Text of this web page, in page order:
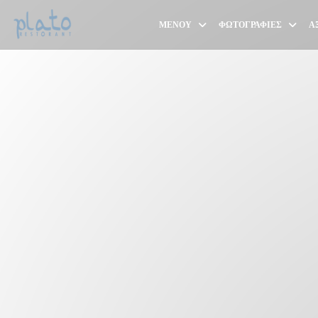
Πίνακας διαχείρισης "Μπισκότων" (Cookies)
ΜΕΝΟΎ ΦΩΤΟΓΡΑΦΊΕΣ